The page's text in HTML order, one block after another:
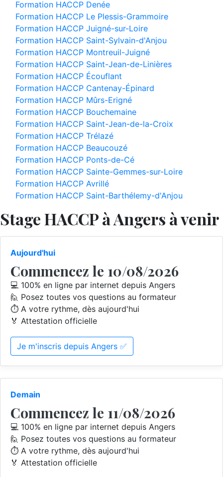
Formation HACCP Denée
Formation HACCP Le Plessis-Grammoire
Formation HACCP Juigné-sur-Loire
Formation HACCP Saint-Sylvain-d'Anjou
Formation HACCP Montreuil-Juigné
Formation HACCP Saint-Jean-de-Linières
Formation HACCP Écouflant
Formation HACCP Cantenay-Épinard
Formation HACCP Mûrs-Erigné
Formation HACCP Bouchemaine
Formation HACCP Saint-Jean-de-la-Croix
Formation HACCP Trélazé
Formation HACCP Beaucouzé
Formation HACCP Ponts-de-Cé
Formation HACCP Sainte-Gemmes-sur-Loire
Formation HACCP Avrillé
Formation HACCP Saint-Barthélemy-d'Anjou
Stage HACCP à Angers à venir
Aujourd'hui
Commencez le 10/08/2026
💻 100% en ligne par internet depuis Angers
🙋 Posez toutes vos questions au formateur
⏱️ A votre rythme, dès aujourd'hui
🏅 Attestation officielle
Je m'inscris depuis Angers ✅
Demain
Commencez le 11/08/2026
💻 100% en ligne par internet depuis Angers
🙋 Posez toutes vos questions au formateur
⏱️ A votre rythme, dès aujourd'hui
🏅 Attestation officielle